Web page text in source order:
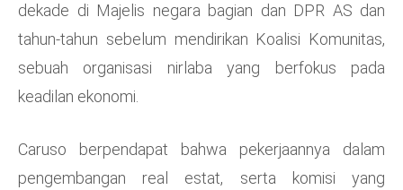
dekade di Majelis negara bagian dan DPR AS dan
tahun-tahun sebelum mendirikan Koalisi Komunitas,
sebuah organisasi nirlaba yang berfokus pada
keadilan ekonomi.
Caruso berpendapat bahwa pekerjaannya dalam
pengembangan real estat, serta komisi yang